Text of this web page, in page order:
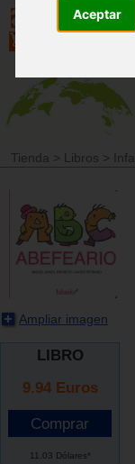
Aceptar
Tienda > Libros >
Ampliar imagen
LIBRO
9.94 Euros
11.03 Dólares*